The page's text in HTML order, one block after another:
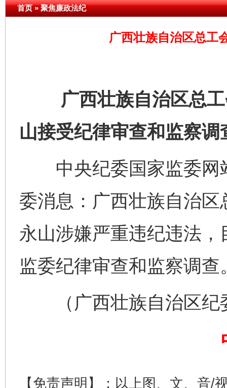
首页»聚焦廉政法纪
广西壮族自治区总工
广西壮族自治区总工
山接受纪律审查和监察调
中央纪委国家监委网
委消息：广西壮族自治
永山涉嫌严重违纪违法
监委纪律审查和监察调查
（广西壮族自治区纪
【免责声明】：以上图、文、音/
在谋一域中谋全局
习近平的博鳌关键词
魏明亮